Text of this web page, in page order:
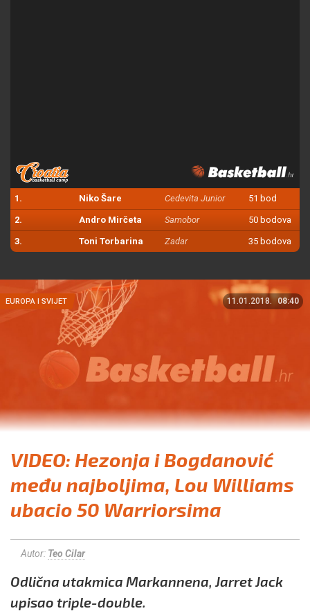
1. Niko Šare Cedevita Junior 51 bod
2. Andro Mirčeta Samobor 50 bodova
3. Toni Torbarina Zadar 35 bodova
EUROPA I SVIJET 11.01.2018. 08:40
VIDEO: Hezonja i Bogdanović
među najboljima, Lou Williams
ubacio 50 Warriorsima
Autor: Teo Cilar
Odlična utakmica Markannena, Jarret Jack
upisao triple-double.